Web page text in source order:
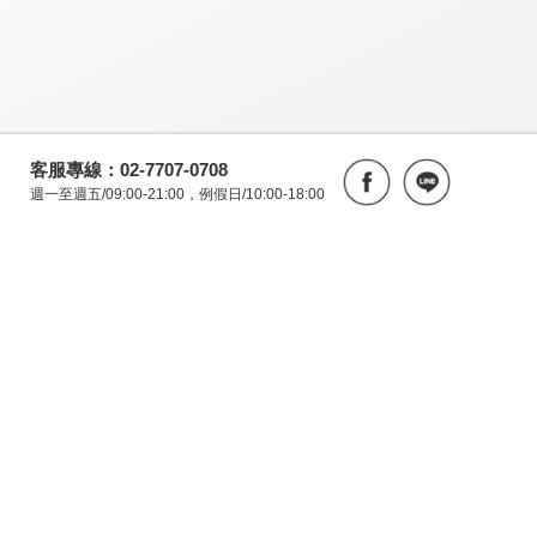
客服專線：02-7707-0708
週一至週五/09:00-21:00，例假日/10:00-18:00